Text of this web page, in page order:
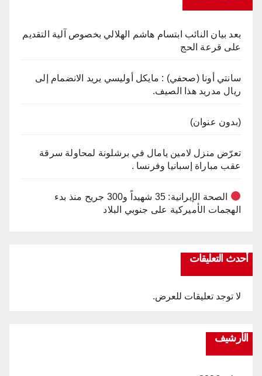
بعد بيان النائب ابتسام هاشم الهلالي بخصوص آلية التقديم
على قرعة الحج
سانتي أونا (صحفي) : مايكل أوليسي يريد الانضمام إلى
ريال مدريد هذا الصيف.
(بدون عنوان)
تعرّض منزل لامين يامال في برشلونة لمحاولة سرقة
عقب مباراة إسبانيا وفرنسا .
الصحة الإيرانية: 35 شهيداً و300 جريح منذ بدء
الهجمات الأميركية على جنوبي البلاد
أحدث التعليقات
لا توجد تعليقات للعرض.
الأرشيف